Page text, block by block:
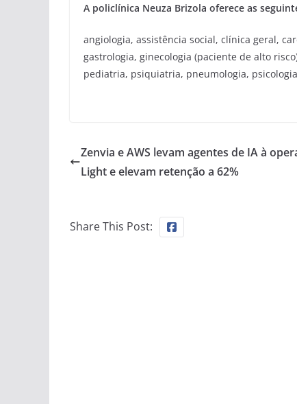
A policlínica Neuza Brizola oferece as
angiologia, assistência social, clínica geral,
gastrologia, ginecologia (paciente de alto
pediatria, psiquiatria, pneumologia,
Zenvia e AWS levam agentes de IA à
Light e elevam retenção a 62%
Share This Post: